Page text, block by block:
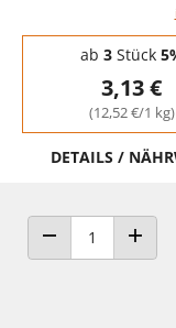
Staffelpreise -
ab 3Stück
3,13 €
(12,52 €/1 kg)
DETAILS /
ANZAHL VERRINGERN